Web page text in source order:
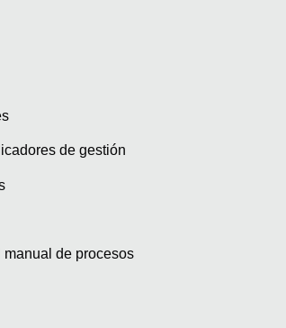
de gestión
de procesos